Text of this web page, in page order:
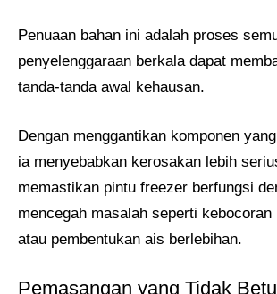
Penuaan bahan ini adalah proses
penyelenggaraan berkala dapat
tanda-tanda awal kehausan.
Dengan menggantikan komponen
ia menyebabkan kerosakan lebih
memastikan pintu freezer berfungsi
mencegah masalah seperti kebocoran
atau pembentukan ais berlebihan.
Pemasangan yang Tidak